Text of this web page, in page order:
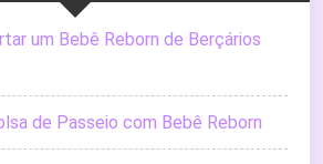
um Bebê Reborn de Berçários
de Passeio com Bebê Reborn